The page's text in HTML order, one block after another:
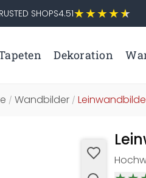
SHOPS4.51
Dekoration
/ Wandbilder/